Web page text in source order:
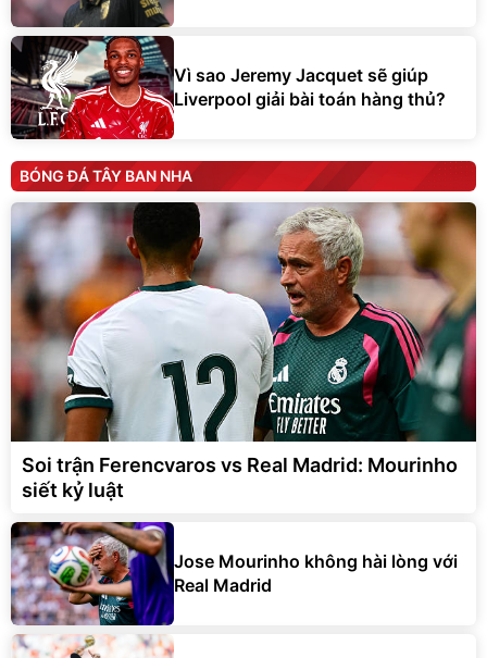
Vì sao Jeremy Jacquet sẽ giúp
Liverpool giải bài toán hàng thủ?
BÓNG ĐÁ TÂY BAN NHA
Soi trận Ferencvaros vs Real Madrid: Mourinho
siết kỷ luật
Jose Mourinho không hài lòng với
Real Madrid